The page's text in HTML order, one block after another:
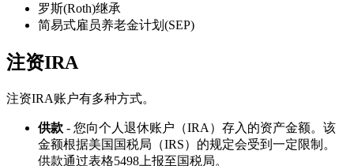
罗斯(Roth)继承
简易式雇员养老金计划(SEP)
注资IRA
注资IRA账户有多种方式。
供款 - 您向个人退休账户（IRA）存入的资产金额。该
金额根据美国国税局（IRS）的规定会受到一定限制。
供款通过表格5498上报至国税局。